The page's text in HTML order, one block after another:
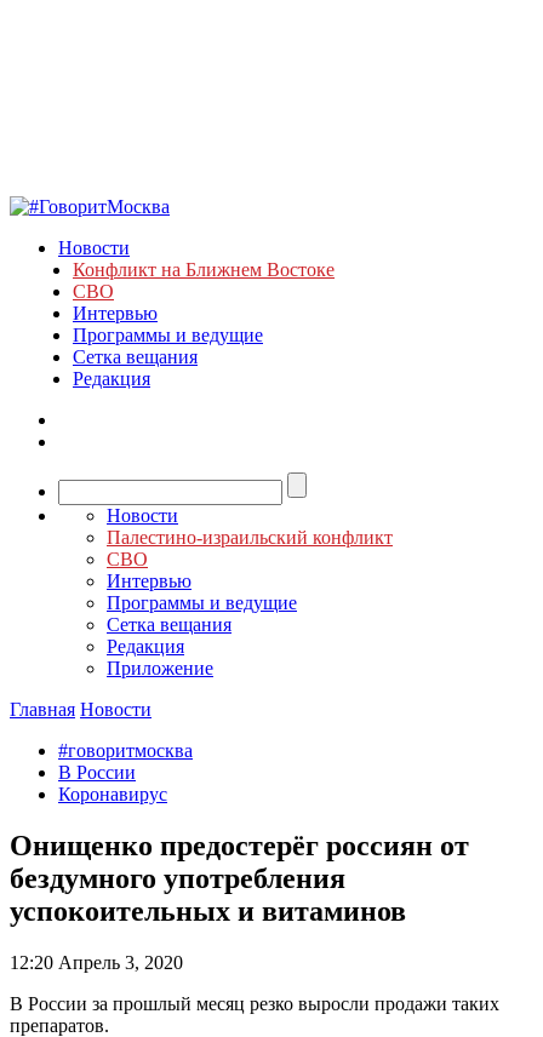
Новости
Конфликт на Ближнем Востоке
СВО
Интервью
Программы и ведущие
Сетка вещания
Редакция
Новости
Палестино-израильский конфликт
СВО
Интервью
Программы и ведущие
Сетка вещания
Редакция
Приложение
Главная Новости
#говоритмосква
В России
Коронавирус
Онищенко предостерёг россиян от
бездумного употребления
успокоительных и витаминов
12:20 Апрель 3, 2020
В России за прошлый месяц резко выросли продажи таких
препаратов.